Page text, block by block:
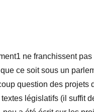
ne franchissent
ce soit sous un
question des projets
législatifs (il suffit